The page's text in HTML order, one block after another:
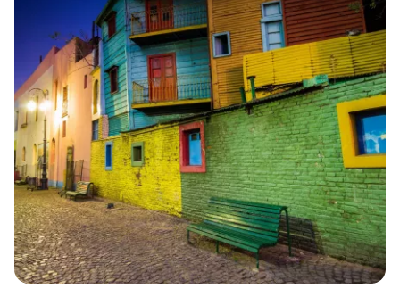
Poursuivre avec le courrier
électronique